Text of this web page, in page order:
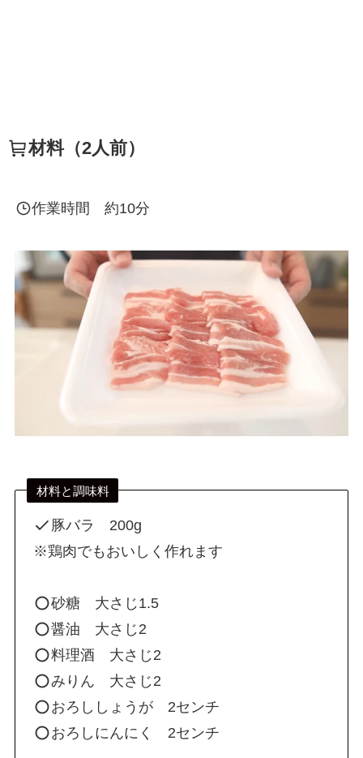
材料（2人前）
作業時間 約10分
材料と調味料
豚バラ 200g
※鶏肉でもおいしく作れます
砂糖 大さじ1.5
醤油 大さじ2
料理酒 大さじ2
みりん 大さじ2
おろししょうが 2センチ
おろしにんにく 2センチ